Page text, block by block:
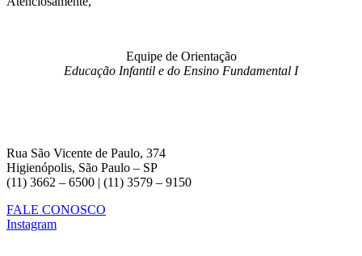
Equipe de Orientação
Educação Infantil e do Ensino Fundamental I
Rua São Vicente de Paulo, 374
Higienópolis, São Paulo – SP
(11) 3662 – 6500 | (11) 3579 – 9150
FALE CONOSCO
Instagram